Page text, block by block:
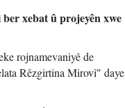
xebat û projeyên xwe
rojnamevaniyê de
Rêzgirtina Mirovî" daye